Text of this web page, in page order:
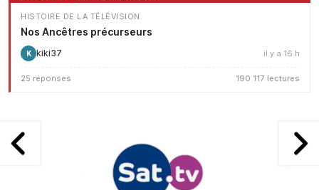
HISTOIRE DE LA TÉLÉVISION
Nos Ancêtres précurseurs
K kiki37 il y a 16 h
25 réponses 190 117 lectures